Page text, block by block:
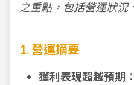
之重點，包括營運狀況
1. 營運摘要
獲利表現超越預期